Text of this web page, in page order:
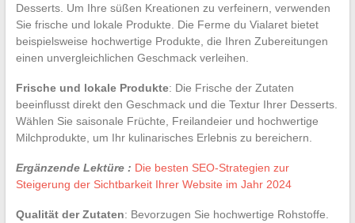
Desserts. Um Ihre süßen Kreationen zu verfeinern, verwenden
Sie frische und lokale Produkte. Die Ferme du Vialaret bietet
beispielsweise hochwertige Produkte, die Ihren Zubereitungen
einen unvergleichlichen Geschmack verleihen.
Frische und lokale Produkte: Die Frische der Zutaten
beeinflusst direkt den Geschmack und die Textur Ihrer Desserts.
Wählen Sie saisonale Früchte, Freilandeier und hochwertige
Milchprodukte, um Ihr kulinarisches Erlebnis zu bereichern.
Ergänzende Lektüre : Die besten SEO-Strategien zur
Steigerung der Sichtbarkeit Ihrer Website im Jahr 2024
Qualität der Zutaten: Bevorzugen Sie hochwertige Rohstoffe.